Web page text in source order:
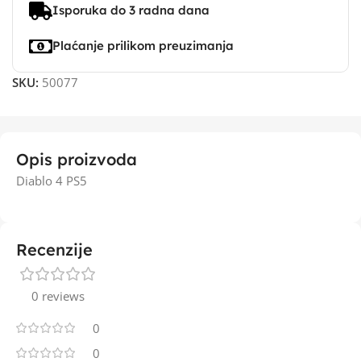
Isporuka do 3 radna dana
Plaćanje prilikom preuzimanja
SKU: 50077
Opis proizvoda
Diablo 4 PS5
Recenzije
0 reviews
0
0